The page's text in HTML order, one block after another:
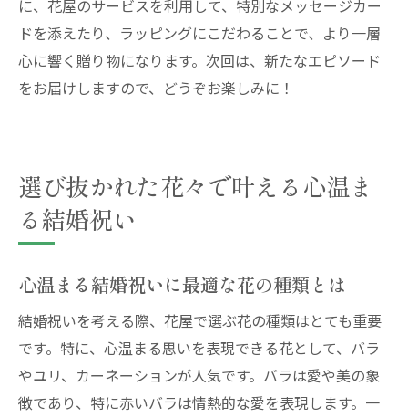
心温まる結婚祝いを花屋のサプライズで演
出
に、花屋のサービスを利用して、特別なメッセージカー
ドを添えたり、ラッピングにこだわることで、より一層
心に響く贈り物になります。次回は、新たなエピソード
をお届けしますので、どうぞお楽しみに！
選び抜かれた花々で叶える心温ま
る結婚祝い
心温まる結婚祝いに最適な花の種類とは
結婚祝いを考える際、花屋で選ぶ花の種類はとても重要
です。特に、心温まる思いを表現できる花として、バラ
やユリ、カーネーションが人気です。バラは愛や美の象
徴であり、特に赤いバラは情熱的な愛を表現します。一